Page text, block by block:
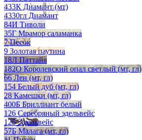
433К Диамант (мт)
4330гл Диамант
84И Тиволи
35Г Мрамор саламанка
7 Песок
9 Золотая паутина
18Л Паттайя
182О Королевский опал светлый (мт, гл)
66 Лен (мт, гл)
154 Белый дуб (мт, гл)
28 Камешки (мт, гл)
400Б Бриллиант белый
126 Серебряный эдельвейс
125 Эдельвейс
57Б Малага (мт, гл)